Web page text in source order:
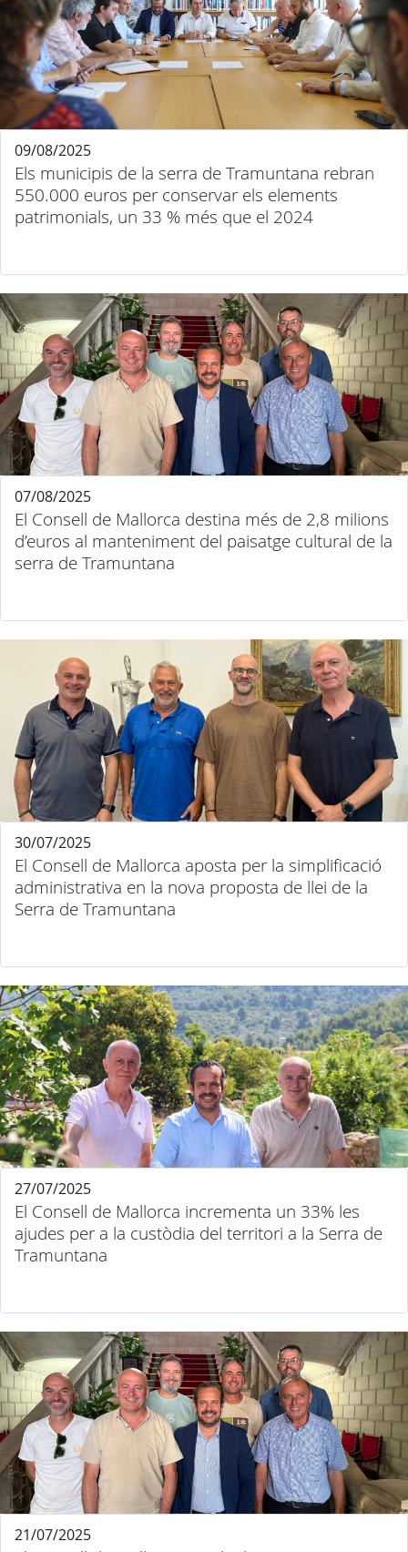
Els municipis de la serra de Tramuntana rebran
550.000 euros per conservar els elements
patrimonials, un 33 % més que el 2024
09/08/2025
El Consell de Mallorca destina més de 2,8 milions
d’euros al manteniment del paisatge cultural de la
serra de Tramuntana
07/08/2025
El Consell de Mallorca aposta per la simplificació
administrativa en la nova proposta de llei de la
Serra de Tramuntana
30/07/2025
El Consell de Mallorca incrementa un 33% les
ajudes per a la custòdia del territori a la Serra de
Tramuntana
27/07/2025
21/07/2025